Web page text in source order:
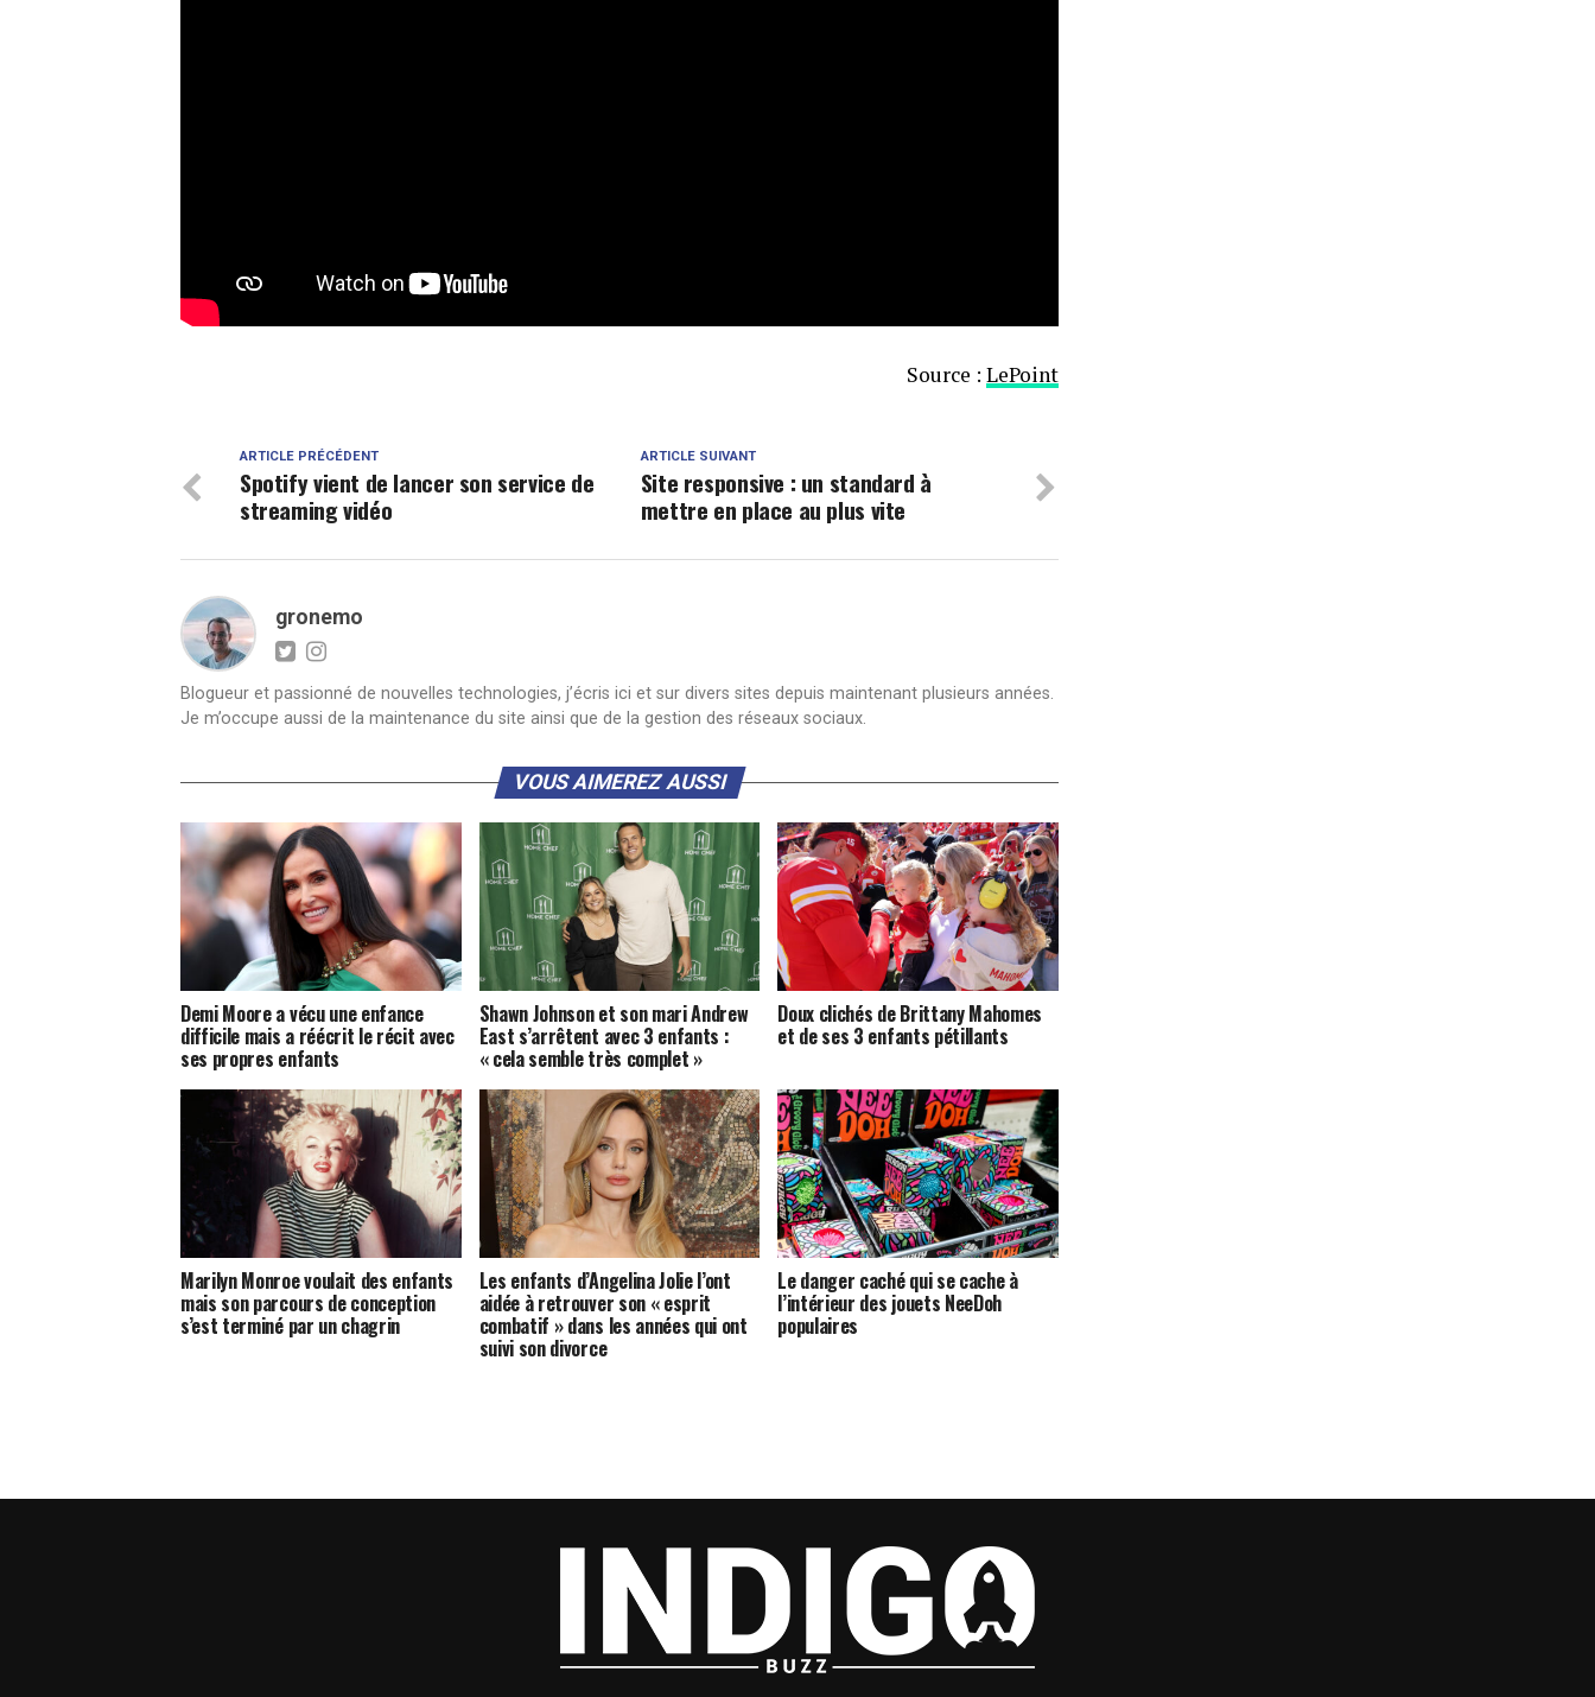
Source : LePoint
ARTICLE SUIVANT
Site responsive : un standard à
mettre en place au plus vite
ARTICLE PRÉCÉDENT
Spotify vient de lancer son service de
streaming vidéo
gronemo
Blogueur et passionné de nouvelles technologies, j’écris ici et sur divers sites depuis maintenant plusieurs années.
Je m’occupe aussi de la maintenance du site ainsi que de la gestion des réseaux sociaux.
VOUS AIMEREZ AUSSI
Demi Moore a vécu une enfance
difficile mais a réécrit le récit avec
ses propres enfants
Shawn Johnson et son mari Andrew
East s’arrêtent avec 3 enfants :
« cela semble très complet »
Doux clichés de Brittany Mahomes
et de ses 3 enfants pétillants
Marilyn Monroe voulait des enfants
mais son parcours de conception
s’est terminé par un chagrin
Les enfants d’Angelina Jolie l’ont
aidée à retrouver son « esprit
combatif » dans les années qui ont
suivi son divorce
Le danger caché qui se cache à
l’intérieur des jouets NeeDoh
populaires